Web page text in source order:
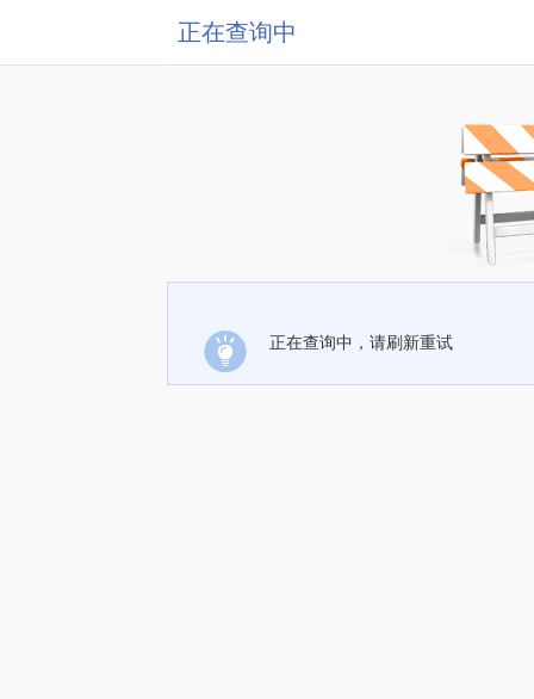
正在查询中
正在查询中，请刷新重试